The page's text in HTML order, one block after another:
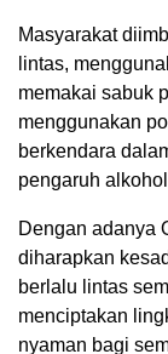
Masyarakat
lintas,
memakai sabuk
menggunakan
berkendara
pengaruh
Dengan adanya
diharapkan
berlalu lintas
menciptakan
nyaman bagi